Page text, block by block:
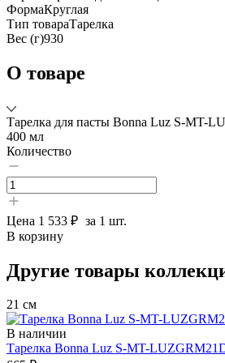
ФормаКруглая
Тип товараТарелка
Вес (г)930
О товаре
Тарелка для пасты Bonna Luz S-MT-
400 мл
Количество
Цена 1 533 ₽ за 1 шт.
В корзину
Другие товары
21 см
В наличии
Тарелка Bonna Luz S-MT-